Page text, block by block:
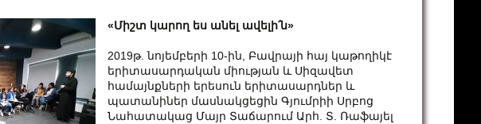
«Միշտ կարող ես անել ավելի՛ն»
2019թ. նոյեմբերի 10-ին, Բավրայի հայ կաթողիկէ
երիտասարդական միության և Սիզավետ
համայնքների երեսուն երիտասարդներ և
պատանիներ մասնակցեցին Գյումրիի Սրբոց
Նահատակաց Մայր Տաճարում Արհ. Տ. Ռաֆայել